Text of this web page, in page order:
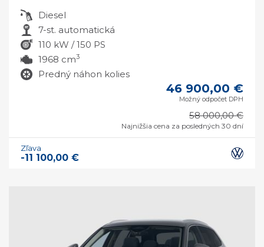
Diesel
7-st. automatická
110 kW / 150 PS
1968 cm3
Predný náhon kolies
46 900,00 €
Možný odpočet DPH
58 000,00 €
Najnižšia cena za posledných 30 dní
Zľava
-11 100,00 €